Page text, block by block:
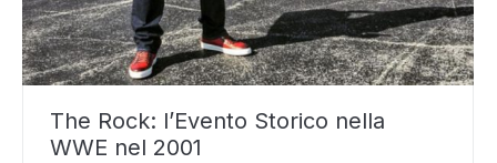
The Rock: l’Evento Storico nella
WWE nel 2001